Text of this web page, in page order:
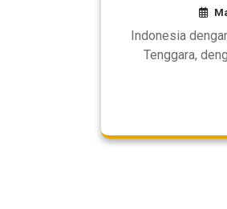
Indonesia
Tenggara,